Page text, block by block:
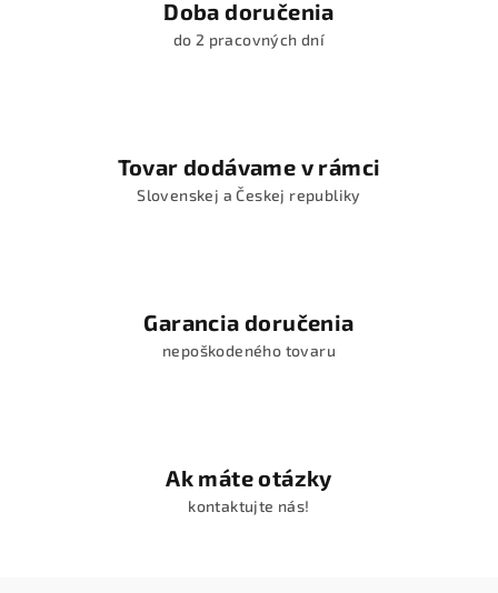
Doba doručenia
do 2 pracovných dní
Tovar dodávame v rámci
Slovenskej a Českej republiky
Garancia doručenia
nepoškodeného tovaru
Ak máte otázky
kontaktujte nás!